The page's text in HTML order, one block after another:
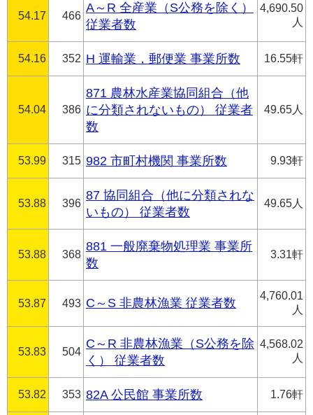
54.17 466
A～R 全産業（S公務を除く）
従業者数
4,690.50
人
54.16 352 H 運輸業，郵便業 事業所数 16.55軒
54.04 386
871 農林水産業協同組合（他
に分類されないもの） 従業者
数
49.65人
53.99 315 982 市町村機関 事業所数 9.93軒
53.88 396
87 協同組合（他に分類されな
いもの） 従業者数
49.65人
53.88 368
881 一般廃棄物処理業 事業所
数
3.31軒
53.87 493 C～S 非農林漁業 従業者数
4,760.01
人
53.83 504
C～R 非農林漁業（S公務を除
く） 従業者数
4,568.02
人
53.82 353 82A 公民館 事業所数 1.76軒